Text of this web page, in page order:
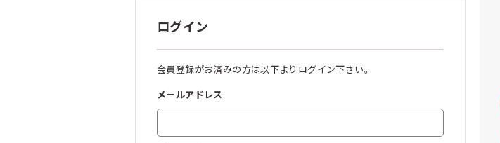
ログイン
会員登録がお済みの方は以下よりログイン下さい。
メールアドレス